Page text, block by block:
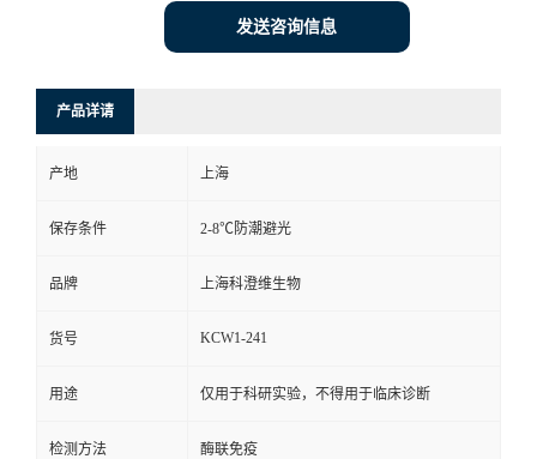
发送咨询信息
产品详请
产地 上海
保存条件 2-8℃防潮避光
品牌 上海科澄维生物
货号 KCW1-241
用途 仅用于科研实验，不得用于临床诊断
检测方法 酶联免疫